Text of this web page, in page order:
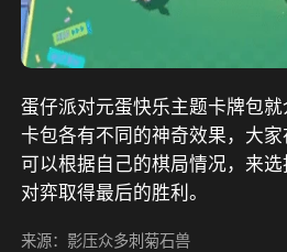
蛋仔派对元蛋快乐主题卡牌包
卡包各有不同的神奇效果，大
可以根据自己的棋局情况，来
对弈取得最后的胜利。
来源：影压众多刺菊石兽